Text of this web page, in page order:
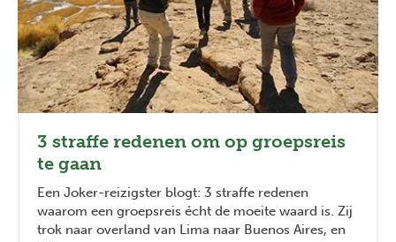
3 straffe redenen om op groepsreis
te gaan
Een Joker-reizigster blogt: 3 straffe redenen
waarom een groepsreis écht de moeite waard is. Zij
trok naar overland van Lima naar Buenos Aires, en